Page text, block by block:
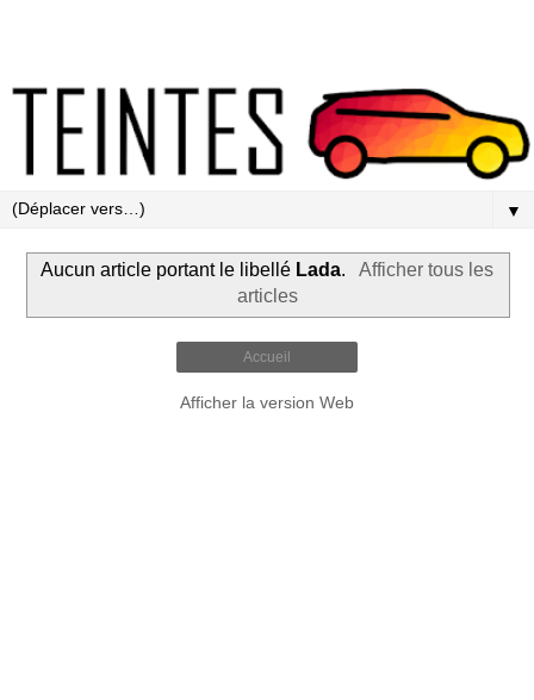
▼
Aucun article portant le libellé Lada.
Afficher tous les
articles
Accueil
Afficher la version Web